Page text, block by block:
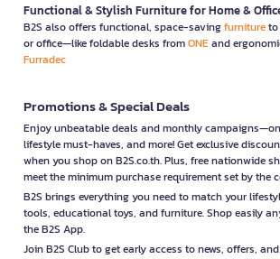
Functional & Stylish Furniture for Home &
B2S also offers functional, space-savingfurnitureto
or office—like foldable desks fromONEand
Furradec
Promotions & Special Deals
Enjoy unbeatable deals and monthly
lifestyle must-haves, and more! Get exclusive
when you shop on B2S.co.th. Plus, free nationwide
meet the minimum purchase requirement set by the
B2S brings everything you need to match your
tools, educational toys, and furniture. Shop easily
the B2S App.
Join B2S Club to get early access to news, offers,